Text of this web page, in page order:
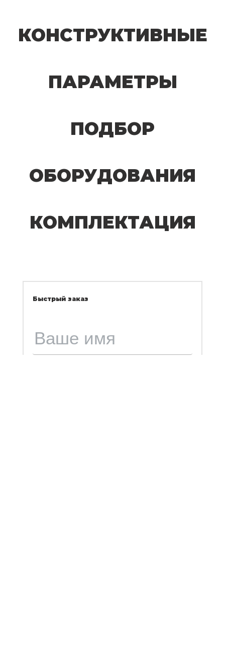
КОНСТРУКТИВНЫЕ
ПАРАМЕТРЫ
ПОДБОР
ОБОРУДОВАНИЯ
КОМПЛЕКТАЦИЯ
Быстрый заказ